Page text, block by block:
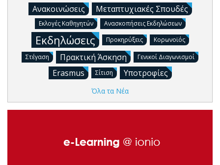
Ανακοινώσεις Μεταπτυχιακές Σπουδές
Εκλογές Καθηγητών Ανασκοπήσεις Εκδηλώσεων
Εκδηλώσεις Προκηρύξεις Κορωνοϊός
Στέγαση Πρακτική Άσκηση Γενικοί Διαγωνισμοί
Erasmus Σίτιση Υποτροφίες
Όλα τα Νέα